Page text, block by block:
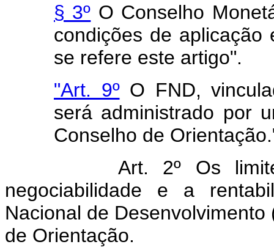
§ 3º O Conselho
condições de
se refere este artigo".
"Art. 9ºO FND,
será administrado por
Conselho de
Art. 2º Os
negociabilidade e a
Nacional de
de Orientação.